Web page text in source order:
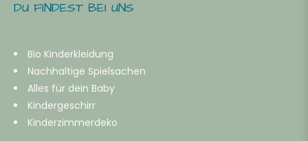
DU FINDEST BEI UNS
Bio Kinderkleidung
Nachhaltige Spielsachen
Alles für dein Baby
Kindergeschirr
Kinderzimmerdeko